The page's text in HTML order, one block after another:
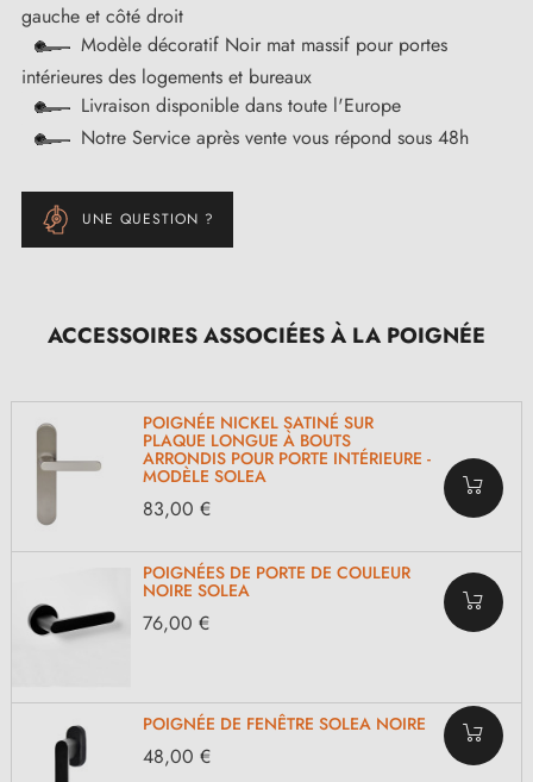
gauche et côté droit
Modèle décoratif Noir mat massif pour portes
intérieures des logements et bureaux
Livraison disponible dans toute l'Europe
Notre Service après vente vous répond sous 48h
UNE QUESTION ?
ACCESSOIRES ASSOCIÉES À LA POIGNÉE
POIGNÉE NICKEL SATINÉ SUR
PLAQUE LONGUE À BOUTS
ARRONDIS POUR PORTE INTÉRIEURE -
MODÈLE SOLEA
83,00 €
POIGNÉES DE PORTE DE COULEUR
NOIRE SOLEA
76,00 €
POIGNÉE DE FENÊTRE SOLEA NOIRE
48,00 €